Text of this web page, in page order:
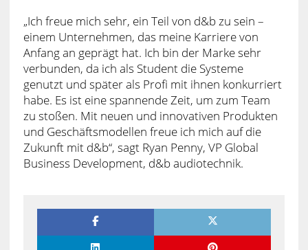
„Ich freue mich sehr, ein Teil von d&b zu sein –
einem Unternehmen, das meine Karriere von
Anfang an geprägt hat. Ich bin der Marke sehr
verbunden, da ich als Student die Systeme
genutzt und später als Profi mit ihnen konkurriert
habe. Es ist eine spannende Zeit, um zum Team
zu stoßen. Mit neuen und innovativen Produkten
und Geschäftsmodellen freue ich mich auf die
Zukunft mit d&b“, sagt Ryan Penny, VP Global
Business Development, d&b audiotechnik.